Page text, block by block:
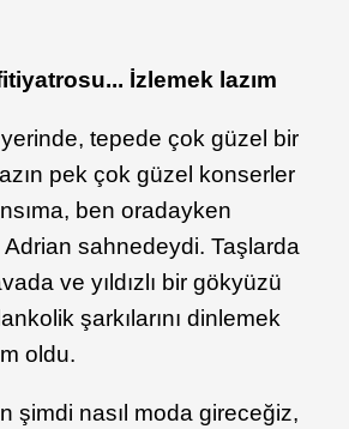
İzlemek lazım
tepede çok güzel bir
pek çok güzel konserler
ben oradayken
sahnedeydi. Taşlarda
ve yıldızlı bir gökyüzü
şarkılarını dinlemek
oldu.
şimdi nasıl moda gireceğiz,